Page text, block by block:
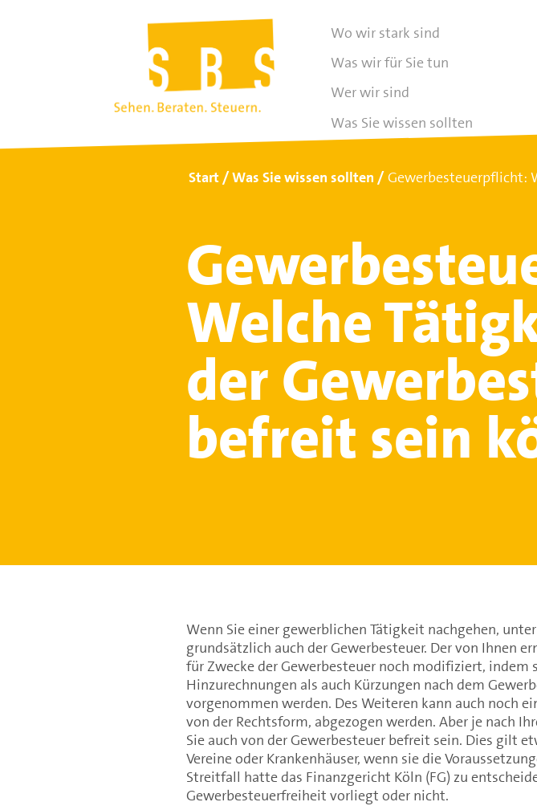
Wo wir stark sind
Was wir für Sie tun
Wer wir sind
Was Sie wissen sollten
Start Was Sie wissen sollten Gewerbesteuerpflicht:
Welche
der
befreit sein
Wenn Sie einer gewerblichen Tätigkeit nachgehen,
grundsätzlich auch der Gewerbesteuer. Der von Ihnen
für Zwecke der Gewerbesteuer noch modifiziert, indem
Hinzurechnungen als auch Kürzungen nach dem
vorgenommen werden. Des Weiteren kann auch noch
von der Rechtsform, abgezogen werden. Aber je nach
Sie auch von der Gewerbesteuer befreit sein. Dies gilt
Vereine oder Krankenhäuser, wenn sie die
Streitfall hatte das Finanzgericht Köln (FG) zu
Gewerbesteuerfreiheit vorliegt oder nicht.